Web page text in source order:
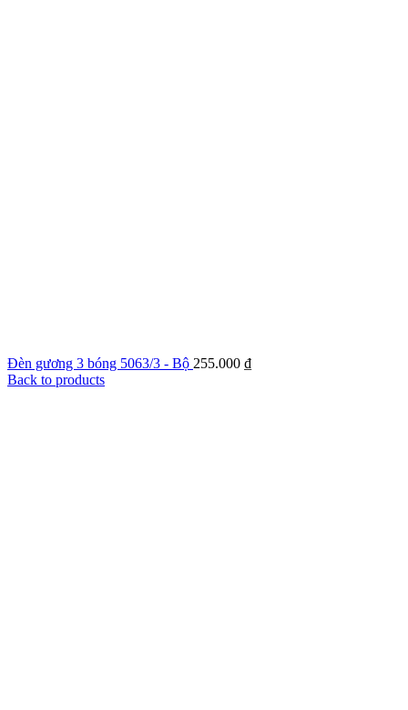
Đèn gương 3 bóng 5063/3 - Bộ 255.000 ₫
Back to products